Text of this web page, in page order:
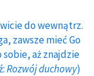
do wewnątrz.
zawsze mieć Go
aż znajdzie
Rozwój duchowy)